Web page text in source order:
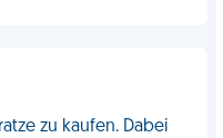
zu kaufen. Dabei